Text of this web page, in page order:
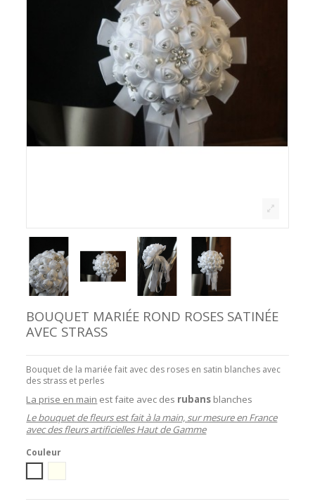
BOUQUET MARIÉE ROND ROSES SATINÉE
AVEC STRASS
Bouquet de la mariée fait avec des roses en satin blanches avec
des strass et perles
La prise en main est faite avec des rubans blanches
Le bouquet de fleurs est fait à la main, sur mesure en France
avec des fleurs artificielles Haut de Gamme
Couleur